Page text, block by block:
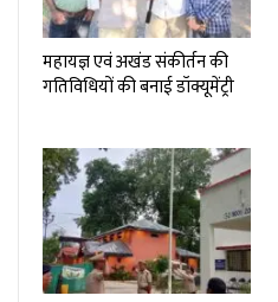
महायज्ञ एवं अखंड संकीर्तन की
गतिविधियों की बनाई डॉक्यूमेंट्री